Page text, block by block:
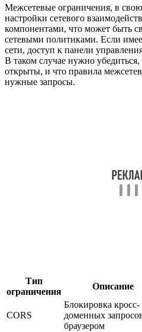
Межсетевые ограничения, в
настройки сетевого
компонентами, что может быть
сетевыми политиками. Если
сети, доступ к панели
В таком случае нужно
открыты, и что правила
нужные запросы.
Тип
ограничения
Описание
CORS
Блокировка кросс-
доменных
браузером